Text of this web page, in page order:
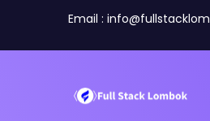
Email :